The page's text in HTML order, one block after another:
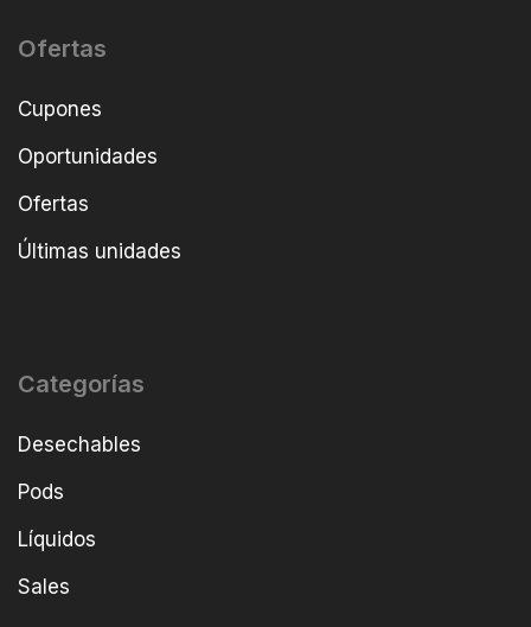
Ofertas
Cupones
Oportunidades
Ofertas
Últimas unidades
Categorías
Desechables
Pods
Líquidos
Sales